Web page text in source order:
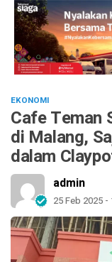
EKONOMI
Cafe Teman
di Malang,
dalam
admin
25 Feb 2025 -